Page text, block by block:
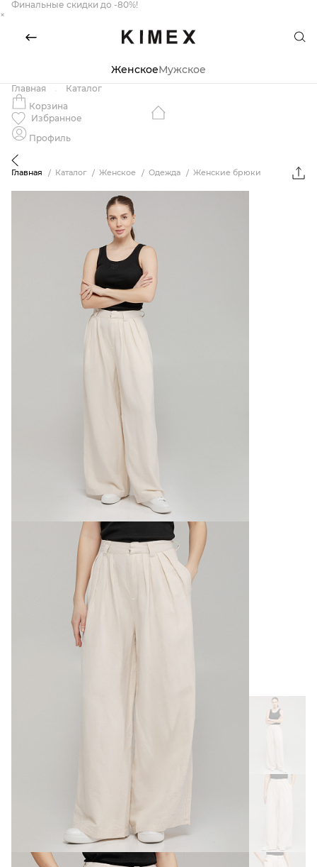
Финальные скидки до -80%!
×
ЖенскоеМужское
Главная
Каталог
Корзина
Избранное
Профиль
Главная Каталог Женское Одежда Женские брюки